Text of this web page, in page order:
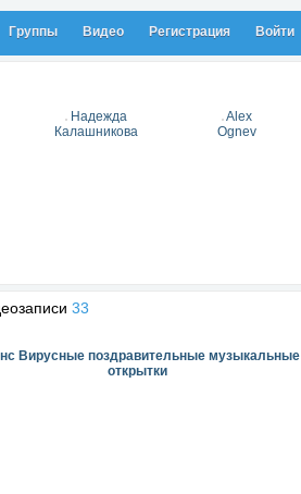
Группы Видео Регистрация Войти
Надежда
Калашникова
Alex
Ognev
33
Вирусные поздравительные музыкальные
открытки